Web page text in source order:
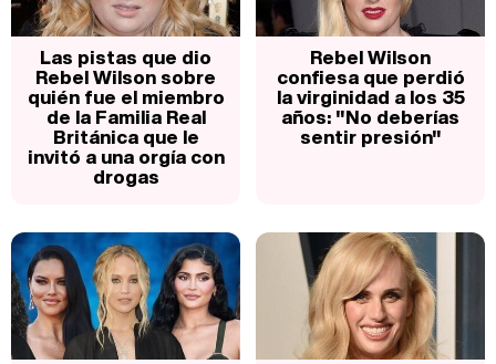
Las pistas que dio
Rebel Wilson sobre
quién fue el miembro
de la Familia Real
Británica que le
invitó a una orgía con
drogas
Rebel Wilson
confiesa que perdió
la virginidad a los 35
años: "No deberías
sentir presión"